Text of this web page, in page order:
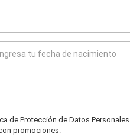
de Protección de Datos Personales
promociones.